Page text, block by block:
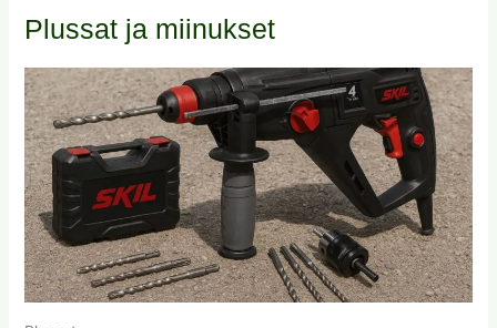
Plussat ja miinukset